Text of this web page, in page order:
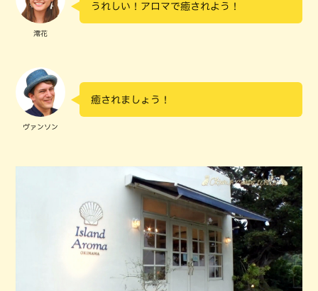
澪花
うれしい！アロマで癒されよう！
ヴァンソン
癒されましょう！